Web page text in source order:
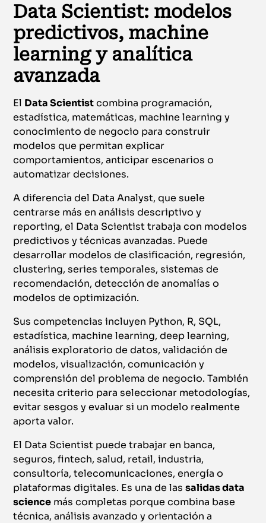
Data Scientist: modelos
predictivos, machine
learning y analítica
avanzada
El Data Scientistcombina programación,
estadística, matemáticas, machine learning y
conocimiento de negocio para construir
modelos que permitan explicar
comportamientos, anticipar escenarios o
automatizar decisiones.
A diferencia del Data Analyst, que suele
centrarse más en análisis descriptivo y
reporting, el Data Scientist trabaja con modelos
predictivos y técnicas avanzadas. Puede
desarrollar modelos de clasificación, regresión,
clustering, series temporales, sistemas de
recomendación, detección de anomalías o
modelos de optimización.
Sus competencias incluyen Python, R, SQL,
estadística, machine learning, deep learning,
análisis exploratorio de datos, validación de
modelos, visualización, comunicación y
comprensión del problema de negocio. También
necesita criterio para seleccionar metodologías,
evitar sesgos y evaluar si un modelo realmente
aporta valor.
El Data Scientist puede trabajar en banca,
seguros, fintech, salud, retail, industria,
consultoría, telecomunicaciones, energía o
plataformas digitales. Es una de lassalidas data
science más completas porque combina base
técnica, análisis avanzado y orientación a